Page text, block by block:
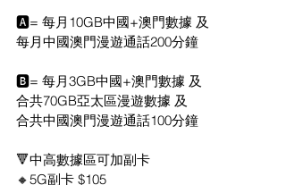
🅰️= 每月10GB中國+澳門數據 及
每月中國澳門漫遊通話200分鐘
🅱️= 每月3GB中國+澳門數據 及
合共70GB亞太區漫遊數據 及
合共中國澳門漫遊通話100分鐘
🔻中高數據區可加副卡
🔸5G副卡 $105